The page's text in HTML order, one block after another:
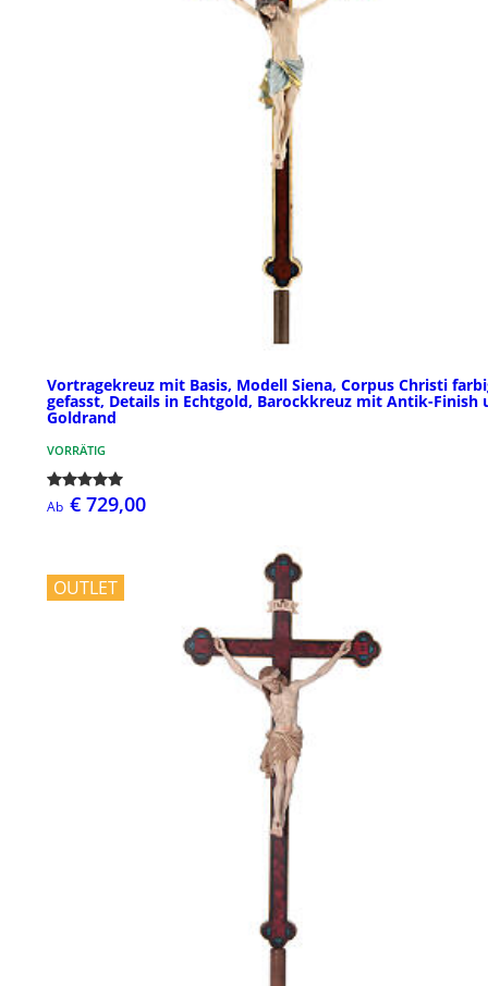
Vortragekreuz mit Basis, Modell Siena, Corpus Christi
gefasst, Details in Echtgold, Barockkreuz mit Antik-Finish
Goldrand
VORRÄTIG
Ab € 729,00
OUTLET